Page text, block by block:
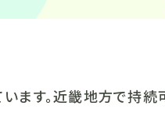
ます。近畿地方で持